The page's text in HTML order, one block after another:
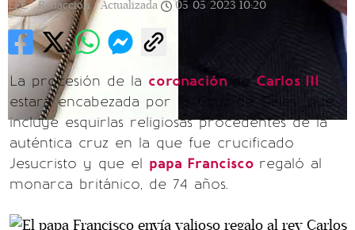
EFE / Redacción | Actualizada 05/05/2023 10:20
La procesión de la coronación deCarlos III
estará encabezada por la 'Cruz de Gales', que
incluye esquirlas religiosas procedentes de la
auténtica cruz en la que fue crucificado
Jesucristo y que el papa Francisco regaló al
monarca británico, de 74 años.